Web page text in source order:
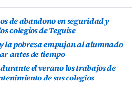
de abandono en seguridad y
colegios de Teguise
la pobreza empujan al alumnado
antes de tiempo
el verano los trabajos de
de sus colegios